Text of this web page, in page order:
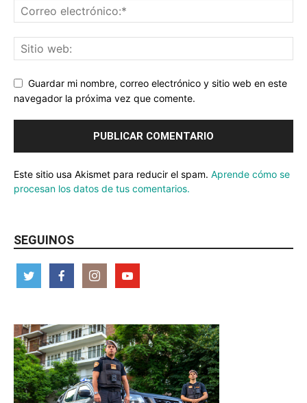
Guardar mi nombre, correo electrónico y sitio web en este
navegador la próxima vez que comente.
Este sitio usa Akismet para reducir el spam. Aprende cómo se
procesan los datos de tus comentarios.
SEGUINOS